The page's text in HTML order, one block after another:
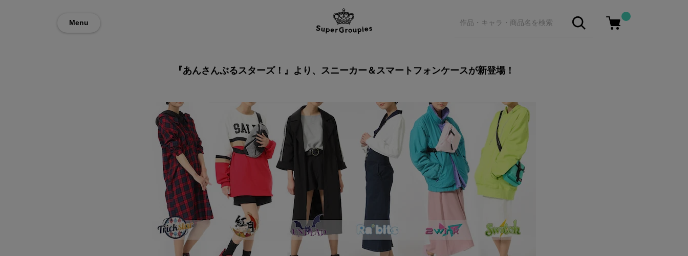
Menu
『あんさんぶるスターズ！』より、スニーカー＆スマートフォンケースが新登場！